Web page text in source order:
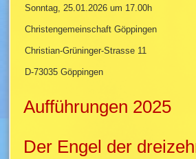
Sonntag, 25.01.2026 um 17.00h
Christengemeinschaft Göppingen
Christian-Grüninger-Strasse 11
D-73035 Göppingen
Aufführungen 2025
Der Engel der